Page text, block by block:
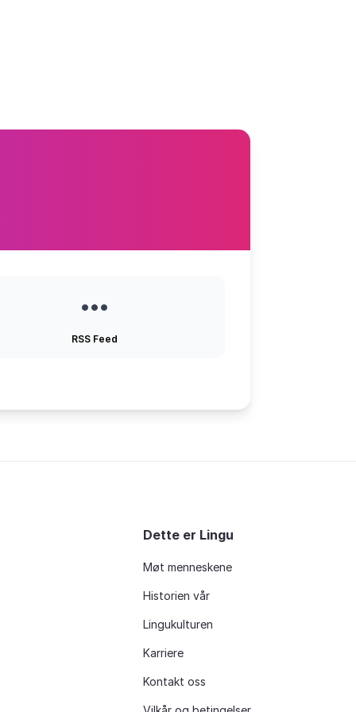
RSS Feed
Dette er Lingu
Møt menneskene
Historien vår
Lingukulturen
Karriere
Kontakt oss